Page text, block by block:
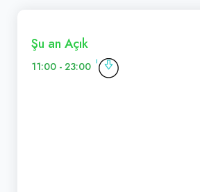
Şu an Açık
11:00 - 23:00